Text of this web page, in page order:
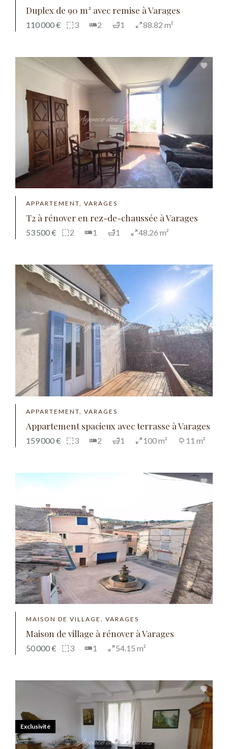
Duplex de 90 m² avec remise à Varages
110 000 € 3 2 1 88.82 m²
APPARTEMENT, VARAGES
T2 à rénover en rez-de-chaussée à Varages
53 500 € 2 1 1 48.26 m²
APPARTEMENT, VARAGES
Appartement spacieux avec terrasse à Varages
159 000 € 3 2 1 100 m² 11 m²
MAISON DE VILLAGE, VARAGES
Maison de village à rénover à Varages
50 000 € 3 1 54.15 m²
Exclusivité